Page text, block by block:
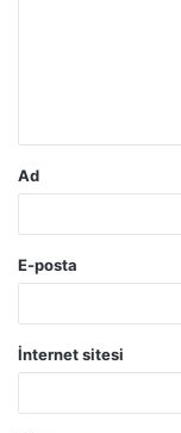
Ad
E-posta
İnternet sitesi